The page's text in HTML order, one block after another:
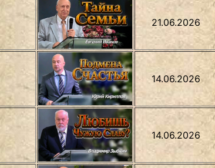
21.06.2026
14.06.2026
14.06.2026